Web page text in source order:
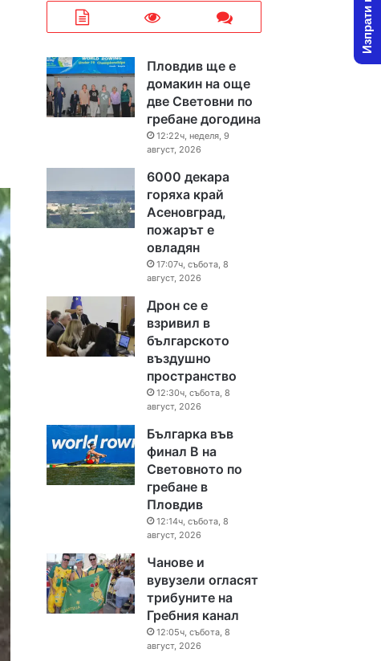
Пловдив ще е
домакин на още
две Световни по
гребане догодина
12:22ч, неделя, 9
август, 2026
6000 декара
горяха край
Асеновград,
пожарът е
овладян
17:07ч, събота, 8
август, 2026
Дрон се е
взривил в
българското
въздушно
пространство
12:30ч, събота, 8
август, 2026
Българка във
финал B на
Световното по
гребане в
Пловдив
12:14ч, събота, 8
август, 2026
Чанове и
вувузели огласят
трибуните на
Гребния канал
12:05ч, събота, 8
август, 2026